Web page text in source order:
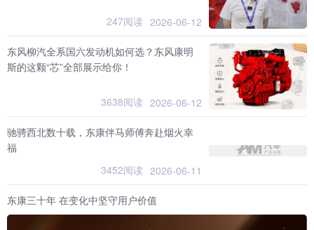
247阅读 2026-06-12
东风柳汽全系国六发动机如何选？东风康明
斯的这颗“芯”全部展示给你！
3638阅读 2026-06-12
驰骋西北数十载，东康伴马师傅奔赴烟火幸
福
3452阅读 2026-06-11
东康三十年 在变化中坚守用户价值